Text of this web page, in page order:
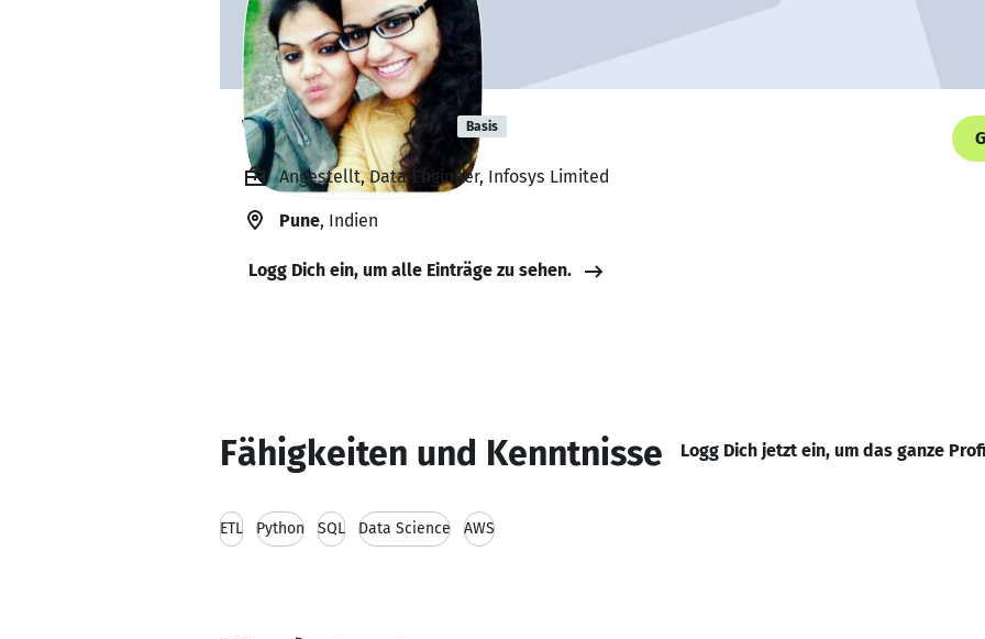
vajiha wadwan Basis
Angestellt, Data Engineer, Infosys Limited
Pune, Indien
Logg Dich ein, um alle Einträge zu sehen.
Fähigkeiten und Kenntnisse Logg Dich jetzt ein, um das ganze
ETL Python SQL Data Science AWS